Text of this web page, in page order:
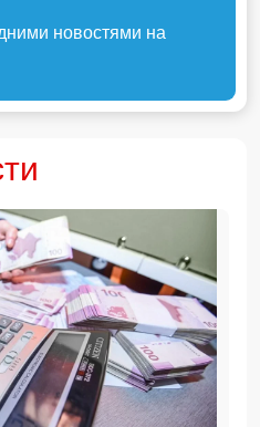
новостями на